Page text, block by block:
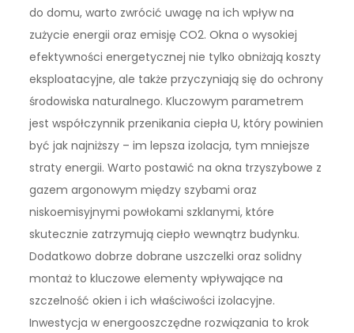
do domu, warto zwrócić uwagę na ich wpływ na
zużycie energii oraz emisję CO2. Okna o wysokiej
efektywności energetycznej nie tylko obniżają koszty
eksploatacyjne, ale także przyczyniają się do ochrony
środowiska naturalnego. Kluczowym parametrem
jest współczynnik przenikania ciepła U, który powinien
być jak najniższy – im lepsza izolacja, tym mniejsze
straty energii. Warto postawić na okna trzyszybowe z
gazem argonowym między szybami oraz
niskoemisyjnymi powłokami szklanymi, które
skutecznie zatrzymują ciepło wewnątrz budynku.
Dodatkowo dobrze dobrane uszczelki oraz solidny
montaż to kluczowe elementy wpływające na
szczelność okien i ich właściwości izolacyjne.
Inwestycja w energooszczędne rozwiązania to krok